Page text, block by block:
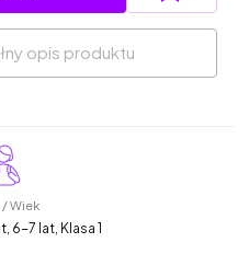
opis produktu
/ Wiek
6-7 lat, Klasa 1